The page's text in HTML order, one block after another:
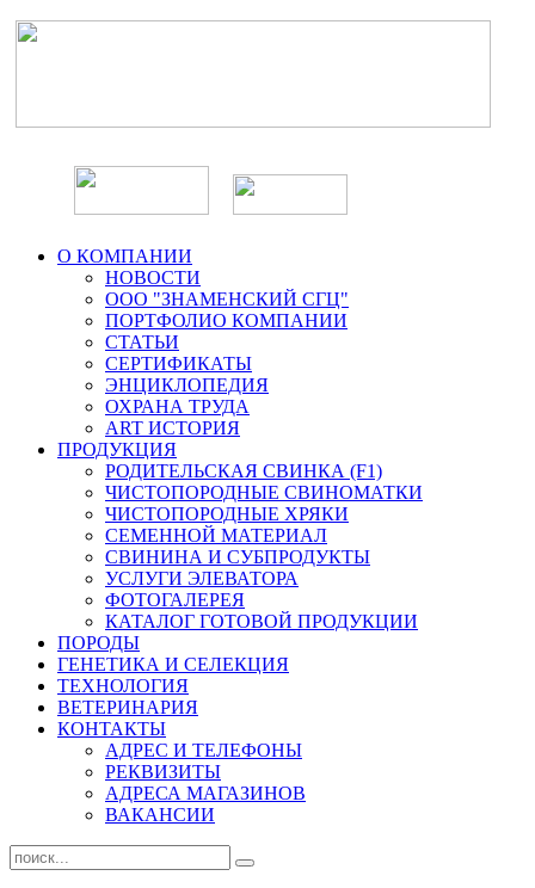
О КОМПАНИИ
НОВОСТИ
ООО "ЗНАМЕНСКИЙ СГЦ"
ПОРТФОЛИО КОМПАНИИ
СТАТЬИ
СЕРТИФИКАТЫ
ЭНЦИКЛОПЕДИЯ
ОХРАНА ТРУДА
ART ИСТОРИЯ
ПРОДУКЦИЯ
РОДИТЕЛЬСКАЯ СВИНКА (F1)
ЧИСТОПОРОДНЫЕ СВИНОМАТКИ
ЧИСТОПОРОДНЫЕ ХРЯКИ
СЕМЕННОЙ МАТЕРИАЛ
СВИНИНА И СУБПРОДУКТЫ
УСЛУГИ ЭЛЕВАТОРА
ФОТОГАЛЕРЕЯ
КАТАЛОГ ГОТОВОЙ ПРОДУКЦИИ
ПОРОДЫ
ГЕНЕТИКА И СЕЛЕКЦИЯ
ТЕХНОЛОГИЯ
ВЕТЕРИНАРИЯ
КОНТАКТЫ
АДРЕС И ТЕЛЕФОНЫ
РЕКВИЗИТЫ
АДРЕСА МАГАЗИНОВ
ВАКАНСИИ